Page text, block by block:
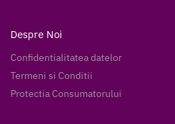
Despre Noi
Confidentialitatea datelor
Termeni si Conditii
Protectia Consumatorului